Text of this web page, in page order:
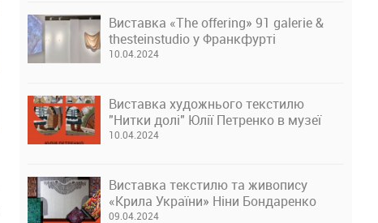
Виставка «The offering» 91 galerie &
thesteinstudio у Франкфурті
10.04.2024
Виставка художнього текстилю
"Нитки долі" Юлії Петренко в музеї
10.04.2024
Виставка текстилю та живопису
«Крила України» Ніни Бондаренко
09.04.2024